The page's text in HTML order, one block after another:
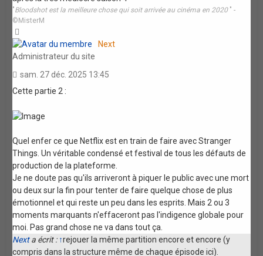
"Bloodshot est la meilleure chose qui soit arrivée au cinéma en 2020 " -
©MisterM
Next
Administrateur du site
sam. 27 déc. 2025 13:45
Cette partie 2 :
Quel enfer ce que Netflix est en train de faire avec Stranger
Things. Un véritable condensé et festival de tous les défauts de
production de la plateforme.
Je ne doute pas qu'ils arriveront à piquer le public avec une mort
ou deux sur la fin pour tenter de faire quelque chose de plus
émotionnel et qui reste un peu dans les esprits. Mais 2 ou 3
moments marquants n'effaceront pas l'indigence globale pour
moi. Pas grand chose ne va dans tout ça.
Nexta écrit : ↑rejouer la même partition encore et encore (y
compris dans la structure même de chaque épisode ici).